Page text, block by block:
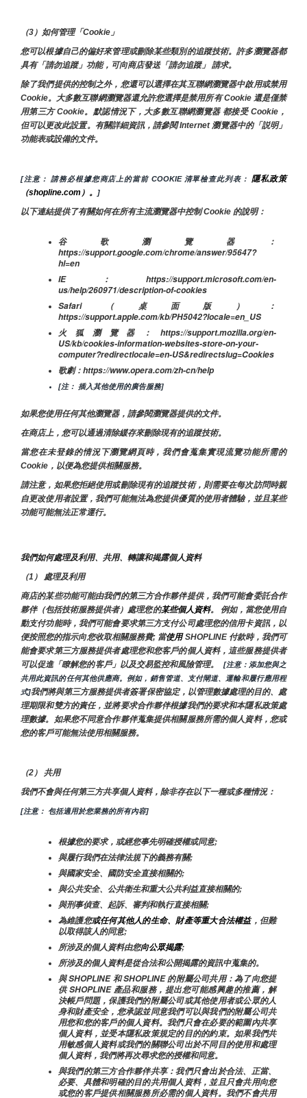
（3）如何管理「Cookie」
您可以根據自己的偏好來管理或刪除某些類別的追蹤技術。許多瀏覽器都
具有「請勿追蹤」功能，可向商店發送「請勿追蹤」 請求。
除了我們提供的控制之外，您還可以選擇在其互聯網瀏覽器中啟用或禁用
Cookie。大多數互聯網瀏覽器還允許您選擇是禁用所有 Cookie 還是僅禁
用第三方 Cookie。默認情況下，大多數互聯網瀏覽器 都接受 Cookie，
但可以更改此設置。有關詳細資訊，請參閱 Internet 瀏覽器中的「説明」
功能表或設備的文件。
[注意： 請務必根據您商店上的當前 COOKIE 清單檢查此列表： 隱私政策
（shopline.com）。
]
以下連結提供了有關如何在所有主流瀏覽器中控制 Cookie 的說明：
谷歌瀏覽器：
https://support.google.com/chrome/answer/95647?
hl=en
IE：https://support.microsoft.com/en-
us/help/260971/description-of-cookies
Safari（桌面版）：
https://support.apple.com/kb/PH5042?locale=en_US
火狐瀏覽器：https://support.mozilla.org/en-
US/kb/cookies-information-websites-store-on-your-
computer?redirectlocale=en-US&redirectslug=Cookies
歌劇：https://www.opera.com/zh-cn/help
[注： 插入其他使用的廣告服務]
如果您使用任何其他瀏覽器，請參閱瀏覽器提供的文件。
在商店上，您可以通過清除緩存來刪除現有的追蹤技術。
當您在未登錄的情況下瀏覽網頁時，我們會蒐集實現流覽功能所需的
Cookie，以便為您提供相關服務。
請注意，如果您拒絕使用或刪除現有的追蹤技術，則需要在每次訪問時親
自更改使用者設置，我們可能無法為您提供優質的使用者體驗，並且某些
功能可能無法正常運行。
我們如何處理及利用、共用、轉讓和揭露個人資料
（1） 處理及利用
商店的某些功能可能由我們的第三方合作夥伴提供，我們可能會委託合作
夥伴（包括技術服務提供者）處理您的某些個人資料。 例如，當您使用自
動支付功能時，我們可能會要求第三方支付公司處理您的信用卡資訊，以
便按照您的指示向您收取相關服務費; 當使用 SHOPLINE 付款時，我們可
能會要求第三方服務提供者處理您和您客戶的個人資料，這些服務提供者
可以促進「瞭解您的客戶」以及交易監控和風險管理。
[注意：添加您與之
共用此資訊的任何其他供應商。例如，銷售管道、支付閘道、運輸和履行應用程
式]我們將與第三方服務提供者簽署保密協定，以管理數據處理的目的、處
理期限和雙方的責任，並將要求合作夥伴根據我們的要求和本隱私政策處
理數據。如果您不同意合作夥伴蒐集提供相關服務所需的個人資料，您或
您的客戶可能無法使用相關服務。
（2） 共用
我們不會與任何第三方共享個人資料，除非存在以下一種或多種情況：
[注意： 包括適用於您業務的所有內容]
根據您的要求，或經您事先明確授權或同意;
與履行我們在法律法規下的義務有關;
與國家安全、國防安全直接相關的;
與公共安全、公共衛生和重大公共利益直接相關的;
與刑事偵查、起訴、審判和執行直接相關;
為維護您或任何其他人的生命、財產等重大合法權益，但難
以取得該人的同意;
所涉及的個人資料由您向公眾揭露;
所涉及的個人資料是從合法和公開揭露的資訊中蒐集的。
與 SHOPLINE 和 SHOPLINE 的附屬公司共用：為了向您提
供 SHOPLINE 產品和服務，提出您可能感興趣的推薦，解
決帳戶問題，保護我們的附屬公司或其他使用者或公眾的人
身和財產安全，您承認並同意我們可以與我們的附屬公司共
用您和您的客戶的個人資料。我們只會在必要的範圍內共享
個人資料，並受本隱私政策規定的目的的約束。如果我們共
用敏感個人資料或我們的關聯公司出於不同目的使用和處理
個人資料，我們將再次尋求您的授權和同意。
與我們的第三方合作夥伴共享：我們只會出於合法、正當、
必要、具體和明確的目的共用個人資料，並且只會共用向您
或您的客戶提供相關服務所必需的個人資料。我們不會共用